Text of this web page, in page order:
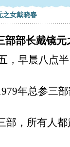
之女戴晓春
部部长戴镜元
，早晨八点
年总参三
部，所有人